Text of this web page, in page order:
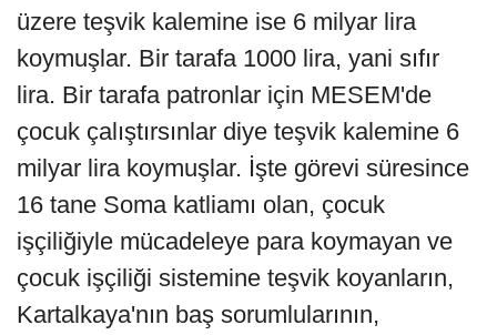
üzere teşvik kalemine ise 6 milyar lira
koymuşlar. Bir tarafa 1000 lira, yani sıfır
lira. Bir tarafa patronlar için MESEM'de
çocuk çalıştırsınlar diye teşvik kalemine 6
milyar lira koymuşlar. İşte görevi süresince
16 tane Soma katliamı olan, çocuk
işçiliğiyle mücadeleye para koymayan ve
çocuk işçiliği sistemine teşvik koyanların,
Kartalkaya'nın baş sorumlularının,